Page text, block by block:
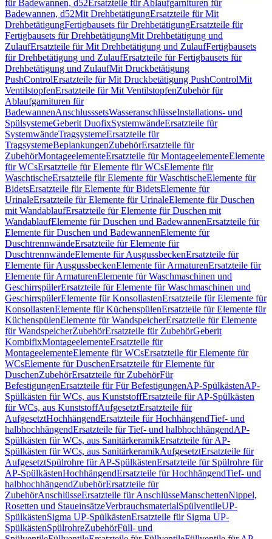
für Badewannen, d52Ersatzteile für Ablaufgarnituren für
Badewannen, d52Mit DrehbetätigungErsatzteile für Mit
DrehbetätigungFertigbausets für DrehbetätigungErsatzteile für
Fertigbausets für DrehbetätigungMit Drehbetätigung und
ZulaufErsatzteile für Mit Drehbetätigung und ZulaufFertigbausets
für Drehbetätigung und ZulaufErsatzteile für Fertigbausets für
Drehbetätigung und ZulaufMit Druckbetätigung
PushControlErsatzteile für Mit Druckbetätigung PushControlMit
VentilstopfenErsatzteile für Mit VentilstopfenZubehör für
Ablaufgarnituren für
BadewannenAnschlusssetsWasseranschlüsseInstallations- und
SpülsystemeGeberit DuofixSystemwändeErsatzteile für
SystemwändeTragsystemeErsatzteile für
TragsystemeBeplankungenZubehörErsatzteile für
ZubehörMontageelementeErsatzteile für MontageelementeElemente
für WCsErsatzteile für Elemente für WCsElemente für
WaschtischeErsatzteile für Elemente für WaschtischeElemente für
BidetsErsatzteile für Elemente für BidetsElemente für
UrinaleErsatzteile für Elemente für UrinaleElemente für Duschen
mit WandablaufErsatzteile für Elemente für Duschen mit
WandablaufElemente für Duschen und BadewannenErsatzteile für
Elemente für Duschen und BadewannenElemente für
DuschtrennwändeErsatzteile für Elemente für
DuschtrennwändeElemente für AusgussbeckenErsatzteile für
Elemente für AusgussbeckenElemente für ArmaturenErsatzteile für
Elemente für ArmaturenElemente für Waschmaschinen und
GeschirrspülerErsatzteile für Elemente für Waschmaschinen und
GeschirrspülerElemente für KonsollastenErsatzteile für Elemente für
KonsollastenElemente für KüchenspülenErsatzteile für Elemente für
KüchenspülenElemente für WandspeicherErsatzteile für Elemente
für WandspeicherZubehörErsatzteile für ZubehörGeberit
KombifixMontageelementeErsatzteile für
MontageelementeElemente für WCsErsatzteile für Elemente für
WCsElemente für DuschenErsatzteile für Elemente für
DuschenZubehörErsatzteile für ZubehörFür
BefestigungenErsatzteile für Für BefestigungenAP-SpülkästenAP-
Spülkästen für WCs, aus KunststoffErsatzteile für AP-Spülkästen
für WCs, aus KunststoffAufgesetztErsatzteile für
AufgesetztHochhängendErsatzteile für HochhängendTief- und
halbhochhängendErsatzteile für Tief- und halbhochhängendAP-
Spülkästen für WCs, aus SanitärkeramikErsatzteile für AP-
Spülkästen für WCs, aus SanitärkeramikAufgesetztErsatzteile für
AufgesetztSpülrohre für AP-SpülkästenErsatzteile für Spülrohre für
AP-SpülkästenHochhängendErsatzteile für HochhängendTief- und
halbhochhängendZubehörErsatzteile für
ZubehörAnschlüsseErsatzteile für AnschlüsseManschettenNippel,
Rosetten und StaueinsätzeVerbrauchsmaterialSpülventileUP-
SpülkästenSigma UP-SpülkästenErsatzteile für Sigma UP-
SpülkästenSpülrohreZubehörFüll- und